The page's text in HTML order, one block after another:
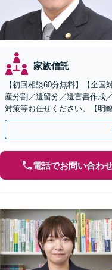
家族信託
【初回相談60分無料】【全
産分割／遺留分／遺言書作成
対策等お任せください。【明
話相談可】
電話でお問い合わ